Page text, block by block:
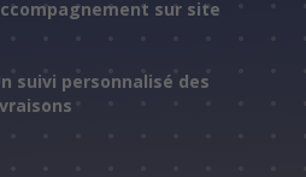
sur site
suivi personnalisé des